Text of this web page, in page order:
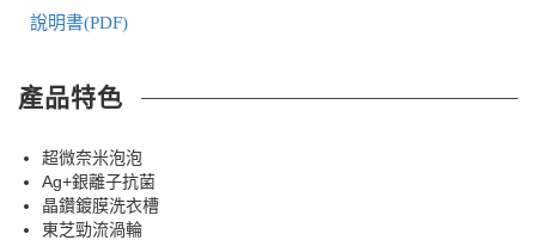
說明書(PDF)
產品特色
超微奈米泡泡
Ag+銀離子抗菌
晶鑽鍍膜洗衣槽
東芝勁流渦輪